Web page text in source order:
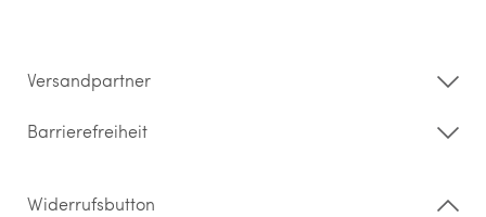
Versandpartner
Barrierefreiheit
Widerrufsbutton